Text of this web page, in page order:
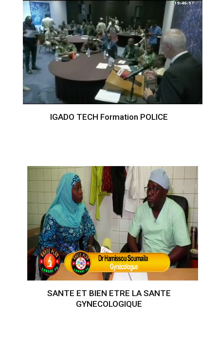
IGADO TECH Formation POLICE
SANTE ET BIEN ETRE LA SANTE
GYNECOLOGIQUE